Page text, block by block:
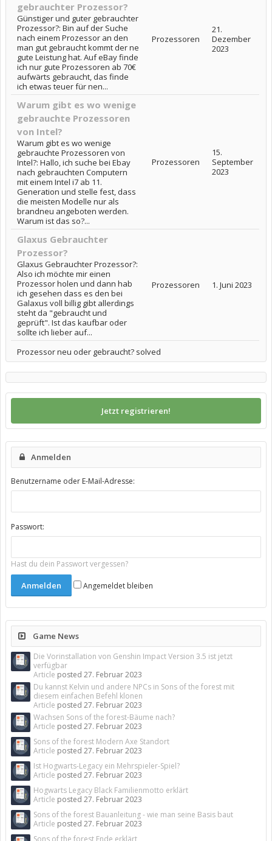
gebrauchter Prozessor?
Günstiger und guter gebrauchter
Prozessor?: Bin auf der Suche
nach einem Prozessor an den
man gut gebraucht kommt der ne
gute Leistung hat. Auf eBay finde
ich nur gute Prozessoren ab 70€
aufwärts gebraucht, das finde
ich etwas teuer für nen...
Prozessoren
21.
Dezember
2023
Warum gibt es wo wenige
gebrauchte Prozessoren
von Intel?
Warum gibt es wo wenige
gebrauchte Prozessoren von
Intel?: Hallo, ich suche bei Ebay
nach gebrauchten Computern
mit einem Intel i7 ab 11.
Generation und stelle fest, dass
die meisten Modelle nur als
brandneu angeboten werden.
Warum ist das so?...
Prozessoren
15.
September
2023
Glaxus Gebrauchter
Prozessor?
Glaxus Gebrauchter Prozessor?:
Also ich möchte mir einen
Prozessor holen und dann hab
ich gesehen dass es den bei
Galaxus voll billig gibt allerdings
steht da "gebraucht und
geprüft". Ist das kaufbar oder
sollte ich lieber auf...
Prozessoren 1. Juni 2023
Prozessor neu oder gebraucht? solved
Jetzt registrieren!
Anmelden
Benutzername oder E-Mail-Adresse:
Passwort:
Hast du dein Passwort vergessen?
Angemeldet bleiben
Game News
Die Vorinstallation von Genshin Impact Version 3.5 ist jetzt
verfügbar
Article posted 27. Februar 2023
Du kannst Kelvin und andere NPCs in Sons of the forest mit
diesem einfachen Befehl klonen
Article posted 27. Februar 2023
Wachsen Sons of the forest-Bäume nach?
Article posted 27. Februar 2023
Sons of the forest Modern Axe Standort
Article posted 27. Februar 2023
Ist Hogwarts-Legacy ein Mehrspieler-Spiel?
Article posted 27. Februar 2023
Hogwarts Legacy Black Familienmotto erklärt
Article posted 27. Februar 2023
Sons of the forest Bauanleitung - wie man seine Basis baut
Article posted 27. Februar 2023
Sons of the forest Ende erklärt